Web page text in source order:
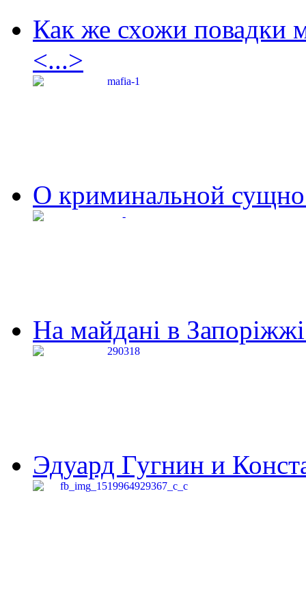
Как же схожи повадки
<...>
О криминальной
На майдані в
Эдуард Гугнин и